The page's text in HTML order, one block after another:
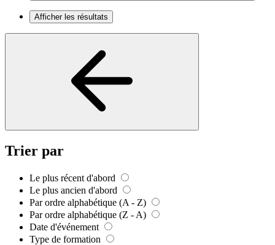
Afficher les résultats
Trier par
Le plus récent d'abord
Le plus ancien d'abord
Par ordre alphabétique (A - Z)
Par ordre alphabétique (Z - A)
Date d'événement
Type de formation